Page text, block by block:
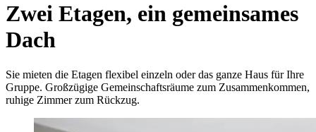
Zwei Etagen, ein gemeinsames
Dach
Sie mieten die Etagen flexibel einzeln oder das ganze Haus für Ihre
Gruppe. Großzügige Gemeinschaftsräume zum Zusammenkommen,
ruhige Zimmer zum Rückzug.